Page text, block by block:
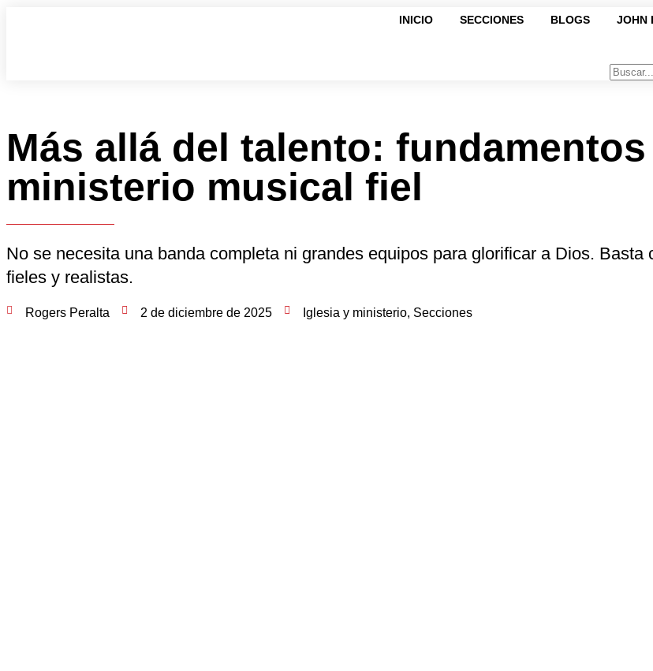
INICIO SECCIONES BLOGS JOHN
Más allá del talento:
ministerio musical fiel
No se necesita una banda completa ni grandes equipos para glorificar a Dios. Basta
fieles y realistas.
Rogers Peralta 2 de diciembre de 2025 Iglesia y ministerio, Secciones